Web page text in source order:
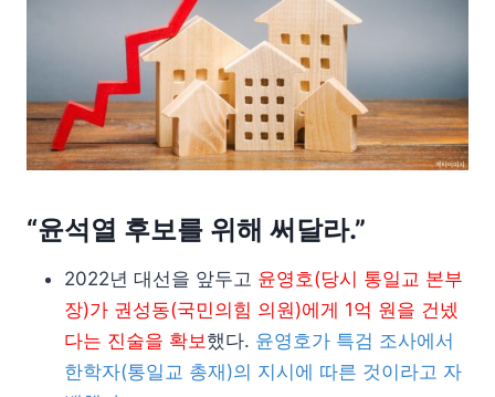
“윤석열 후보를 위해 써달라.”
2022년 대선을 앞두고 윤영호(당시 통일교 본부
장)가 권성동(국민의힘 의원)에게 1억 원을 건넸
다는 진술을 확보했다. 윤영호가 특검 조사에서
한학자(통일교 총재)의 지시에 따른 것이라고 자